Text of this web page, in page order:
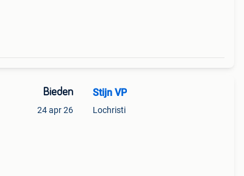
Bieden
24 apr 26
Stijn VP
Lochristi